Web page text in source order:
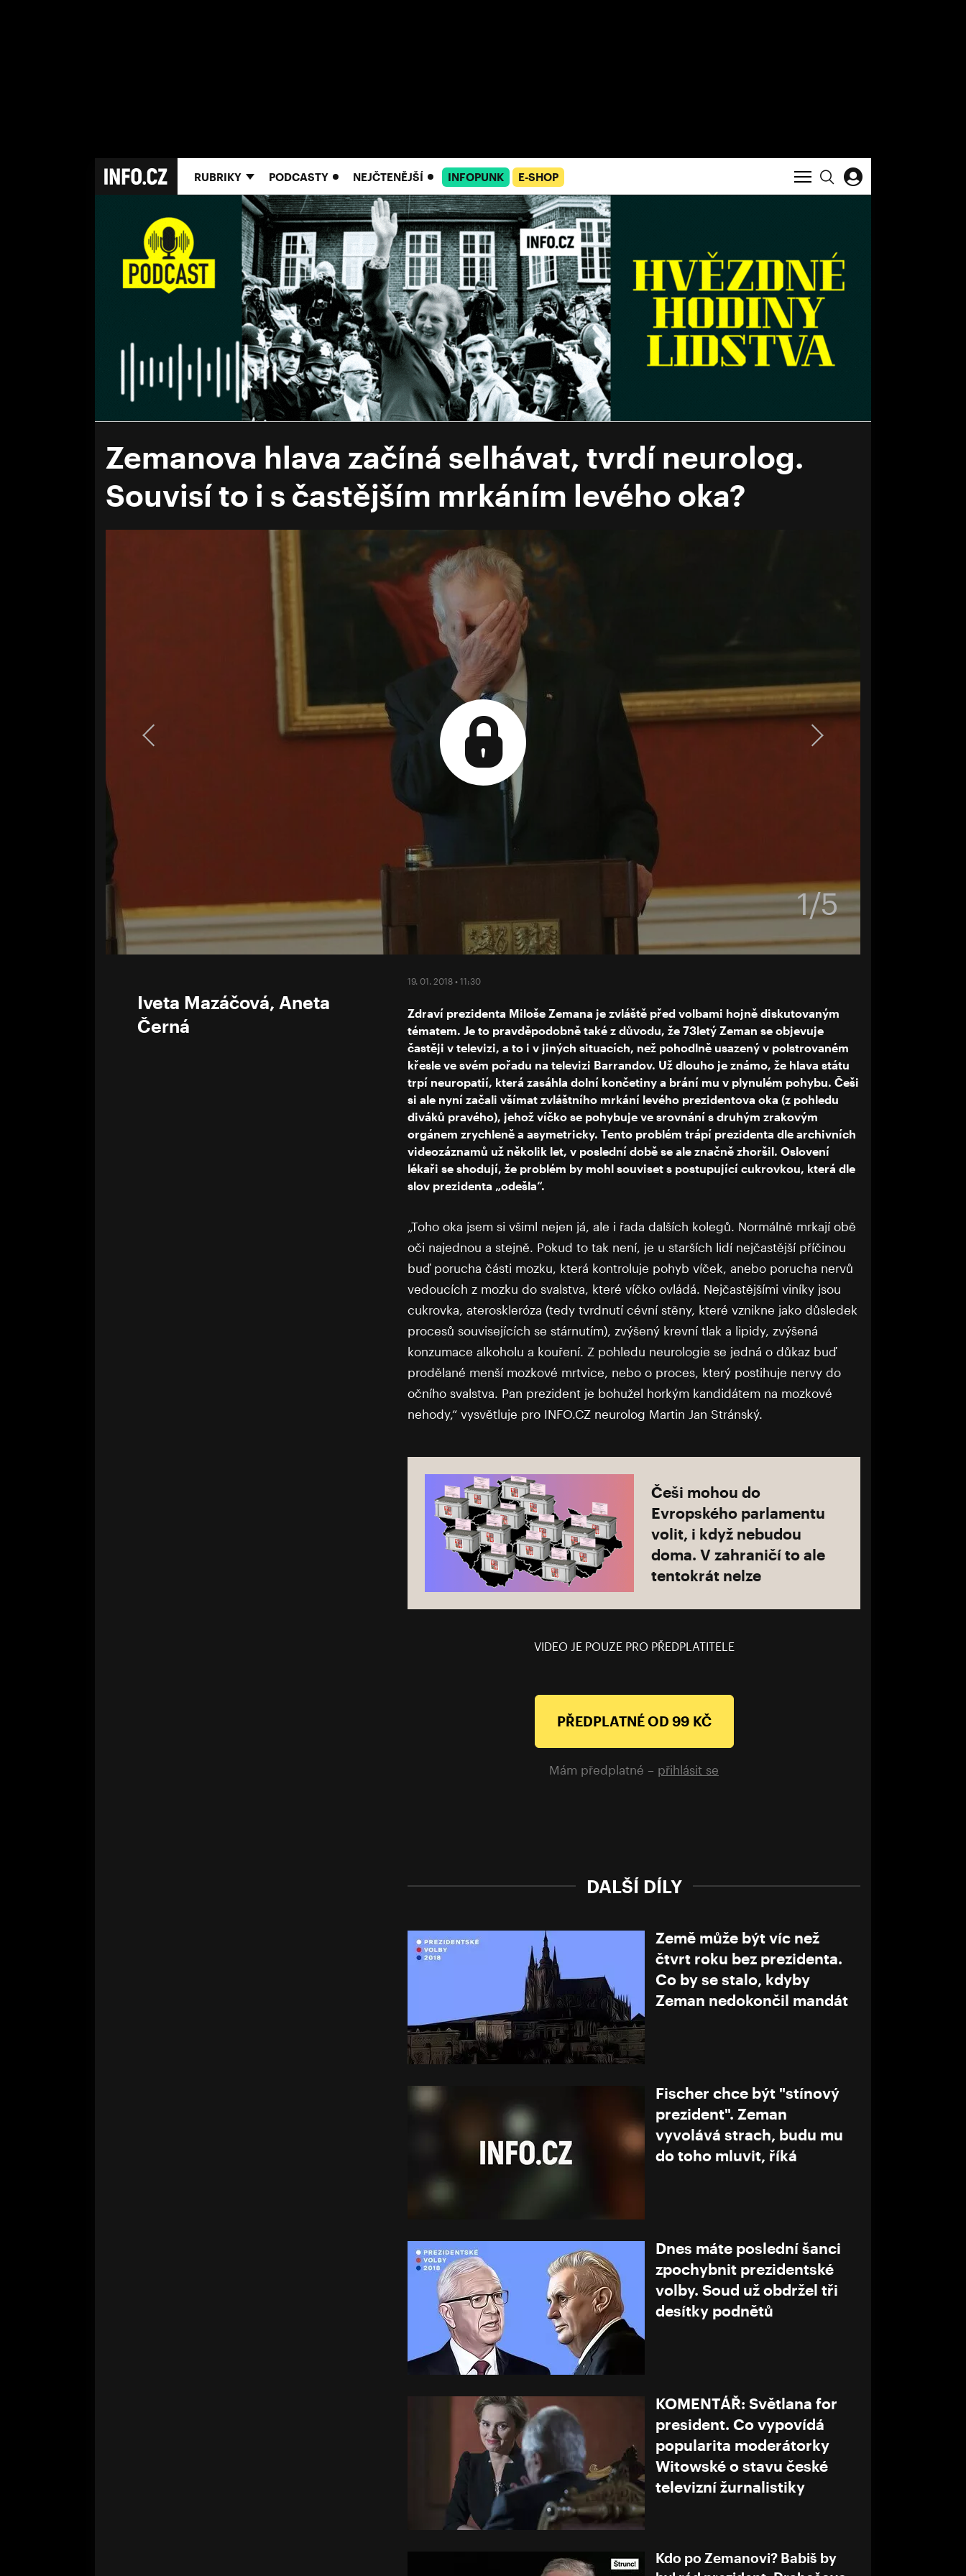
RUBRIKY PODCASTY NEJČTENĚJŠÍ INFOPUNK E-SHOP
Zemanova hlava začíná selhávat, tvrdí neurolog.
Souvisí to i s častějším mrkáním levého oka?
1/5
Iveta Mazáčová, Aneta
Černá
19. 01. 2018 • 11:30
Zdraví prezidenta Miloše Zemana je zvláště před volbami hojně diskutovaným
tématem. Je to pravděpodobně také z důvodu, že 73letý Zeman se objevuje
častěji v televizi, a to i v jiných situacích, než pohodlně usazený v polstrovaném
křesle ve svém pořadu na televizi Barrandov. Už dlouho je známo, že hlava státu
trpí neuropatií, která zasáhla dolní končetiny a brání mu v plynulém pohybu. Češi
si ale nyní začali všímat zvláštního mrkání levého prezidentova oka (z pohledu
diváků pravého), jehož víčko se pohybuje ve srovnání s druhým zrakovým
orgánem zrychleně a asymetricky. Tento problém trápí prezidenta dle archivních
videozáznamů už několik let, v poslední době se ale značně zhoršil. Oslovení
lékaři se shodují, že problém by mohl souviset s postupující cukrovkou, která dle
slov prezidenta „odešla“.
„Toho oka jsem si všiml nejen já, ale i řada dalších kolegů. Normálně mrkají obě
oči najednou a stejně. Pokud to tak není, je u starších lidí nejčastější příčinou
buď porucha části mozku, která kontroluje pohyb víček, anebo porucha nervů
vedoucích z mozku do svalstva, které víčko ovládá. Nejčastějšími viníky jsou
cukrovka, ateroskleróza (tedy tvrdnutí cévní stěny, které vznikne jako důsledek
procesů souvisejících se stárnutím), zvýšený krevní tlak a lipidy, zvýšená
konzumace alkoholu a kouření. Z pohledu neurologie se jedná o důkaz buď
prodělané menší mozkové mrtvice, nebo o proces, který postihuje nervy do
očního svalstva. Pan prezident je bohužel horkým kandidátem na mozkové
nehody,“ vysvětluje pro INFO.CZ neurolog Martin Jan Stránský.
Češi mohou do
Evropského parlamentu
volit, i když nebudou
doma. V zahraničí to ale
tentokrát nelze
VIDEO JE POUZE PRO PŘEDPLATITELE
PŘEDPLATNÉ OD 99 KČ
Mám předplatné – přihlásit se
DALŠÍ DÍLY
Země může být víc než
čtvrt roku bez prezidenta.
Co by se stalo, kdyby
Zeman nedokončil mandát
Fischer chce být "stínový
prezident". Zeman
vyvolává strach, budu mu
do toho mluvit, říká
Dnes máte poslední šanci
zpochybnit prezidentské
volby. Soud už obdržel tři
desítky podnětů
KOMENTÁŘ: Světlana for
president. Co vypovídá
popularita moderátorky
Witowské o stavu české
televizní žurnalistiky
Kdo po Zemanovi? Babiš by